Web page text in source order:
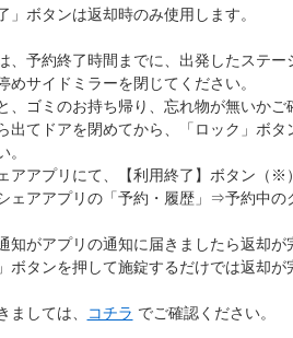
」ボタンは返却時のみ使用します。
、予約終了時間までに、出発したステ
めサイドミラーを閉じてください。
、ゴミのお持ち帰り、忘れ物が無いかご
出てドアを閉めてから、「ロック」ボ
。
アアプリにて、【利用終了】ボタン（※
ェアアプリの「予約・履歴」⇒予約中の
知がアプリの通知に届きましたら返却が
ボタンを押して施錠するだけでは返却が
ましては、 コチラ でご確認ください。